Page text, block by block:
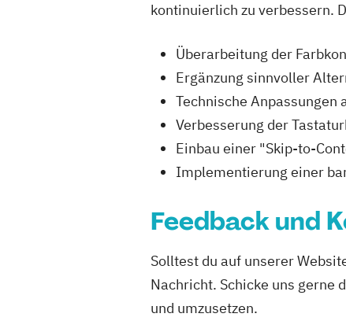
kontinuierlich zu verbessern.
Überarbeitung der
Ergänzung sinnvoller
Technische
Verbesserung der
Einbau einer "Skip-to-
Implementierung einer
Feedback und
Solltest du auf unserer
Nachricht. Schicke uns gerne
und umzusetzen.